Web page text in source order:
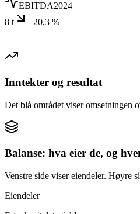
EBITDA2024
8 t
−20,3 %
Inntekter og resultat
Det blå området viser omsetningen
Balanse: hva eier de, og
Venstre side viser eiendeler. Høyre
Eiendeler